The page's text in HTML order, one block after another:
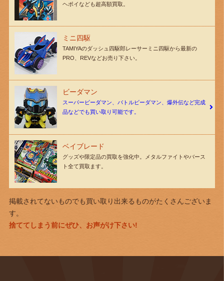
ヘポイなども超高額買取。
ミニ四駆
TAMIYAのダッシュ四駆郎レーサーミニ四駆から最新の
PRO、REVなどお売り下さい。
ビーダマン
スーパービーダマン、バトルビーダマン、爆外伝など完成
品などでも買い取り可能です。
ベイブレード
グッズや限定品の買取を強化中。メタルファイトやバース
ト全て買取ます。
掲載されてないものでも買い取り出来るものがたくさんございま
す。
捨ててしまう前にぜひ、お声がけ下さい!